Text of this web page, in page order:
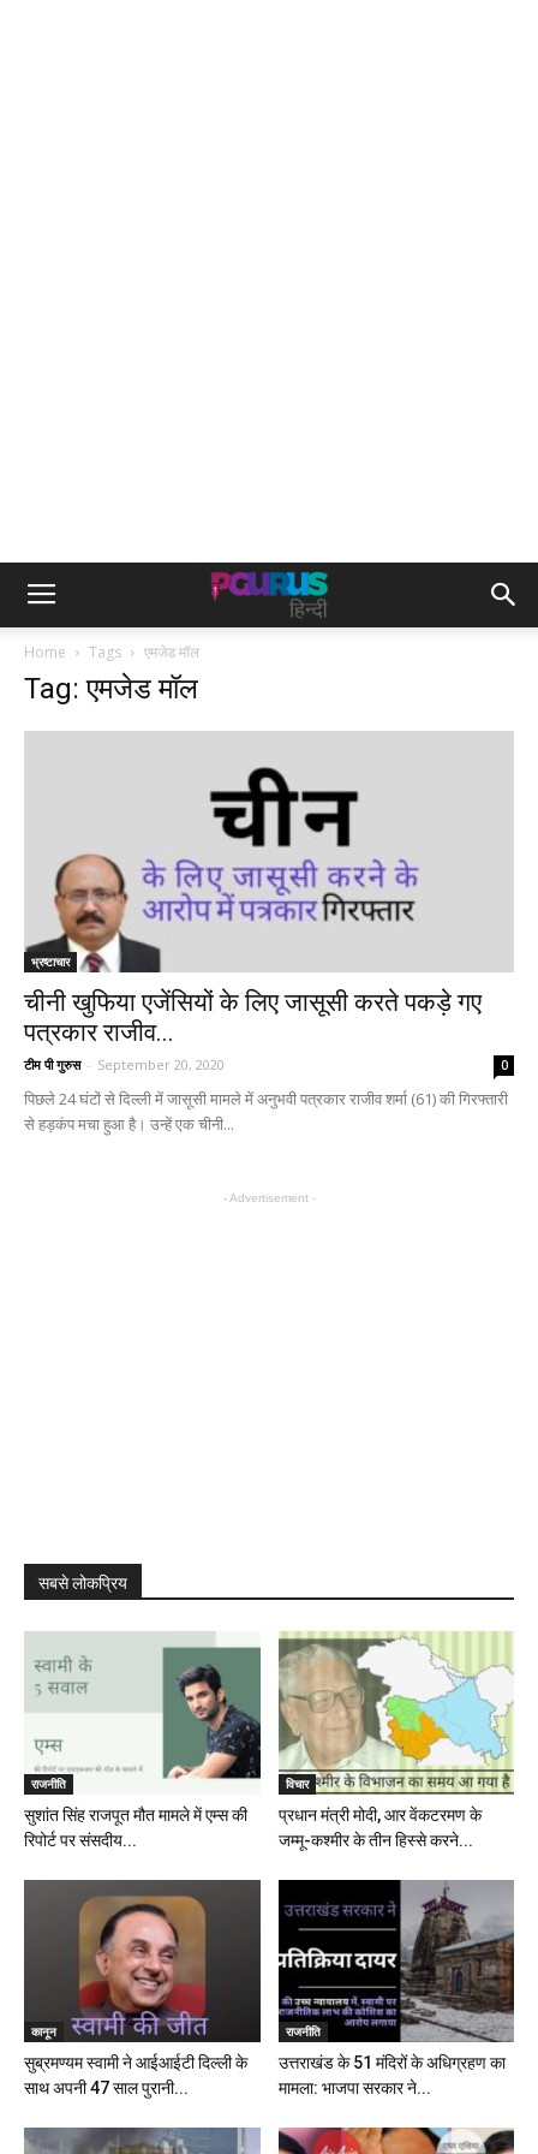
Home Tags एमजेड मॉल
Tag: एमजेड मॉल
भ्रष्टाचार
चीनी खुफिया एजेंसियों के लिए जासूसी करते पकड़े गए
पत्रकार राजीव...
टीम पी गुरुस - September 20, 2020 0
पिछले 24 घंटों से दिल्ली में जासूसी मामले में अनुभवी पत्रकार राजीव शर्मा (61) की गिरफ्तारी
से हड़कंप मचा हुआ है। उन्हें एक चीनी...
- Advertisement -
सबसे लोकप्रिय
राजनीति
सुशांत सिंह राजपूत मौत मामले में एम्स की
रिपोर्ट पर संसदीय...
विचार
प्रधान मंत्री मोदी, आर वेंकटरमण के
जम्मू-कश्मीर के तीन हिस्से करने...
कानून
सुब्रमण्यम स्वामी ने आईआईटी दिल्ली के
साथ अपनी 47 साल पुरानी...
राजनीति
उत्तराखंड के 51 मंदिरों के अधिग्रहण का
मामला: भाजपा सरकार ने...